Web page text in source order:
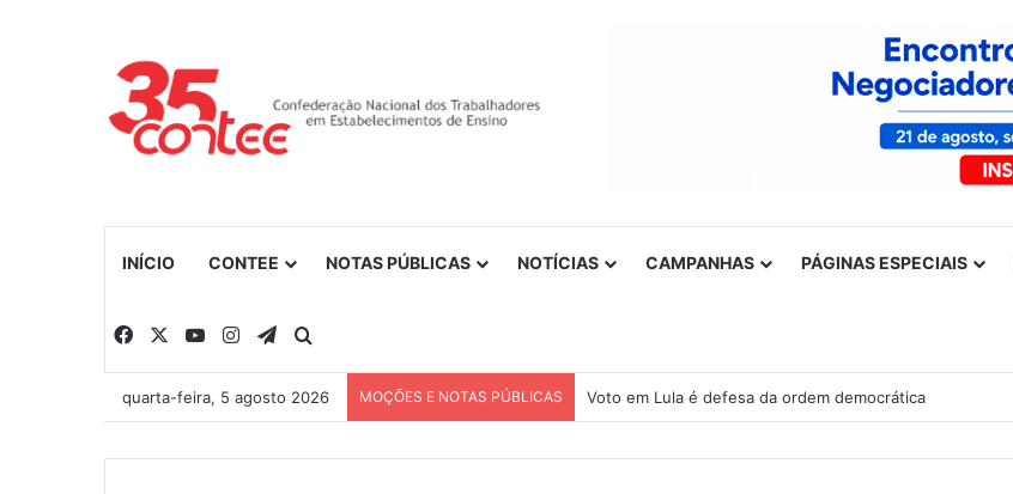
INÍCIO CONTEE NOTAS PÚBLICAS NOTÍCIAS CAMPANHAS PÁGINAS ESPECIAIS
Facebook YouTubeInstagramTelegram
quarta-feira, 5 agosto 2026 MOÇÕES E NOTAS PÚBLICAS Nota de solidariedade ao povo venezuelano